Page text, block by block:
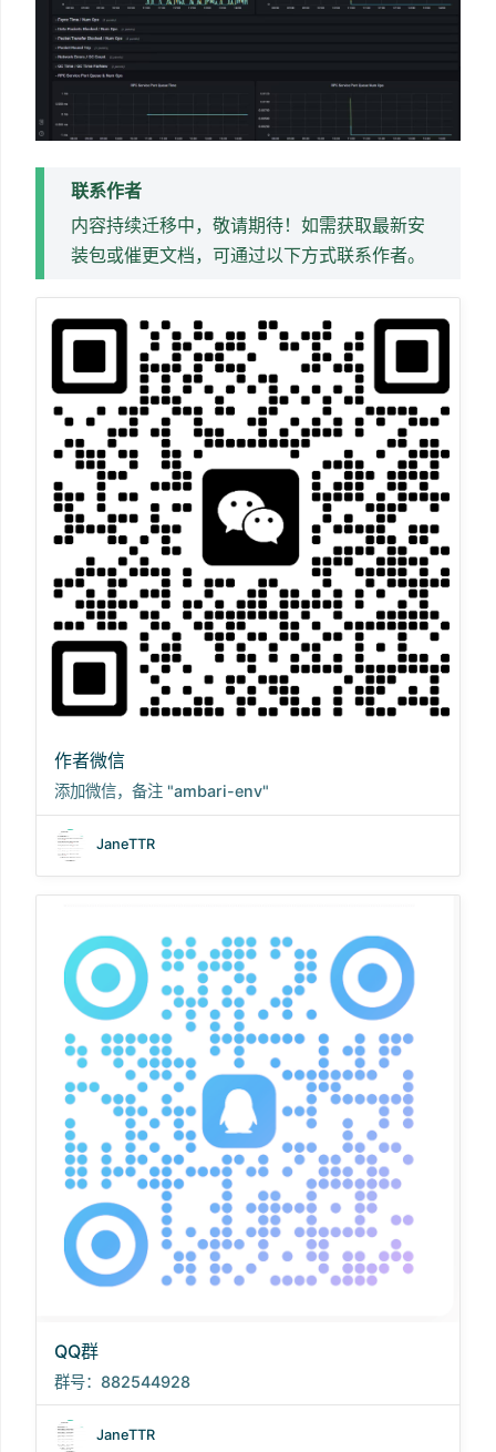
联系作者
内容持续迁移中，敬请期待！如需获取最新安
装包或催更文档，可通过以下方式联系作者。
作者微信
添加微信，备注 "ambari-env"
JaneTTR
QQ群
群号：882544928
JaneTTR